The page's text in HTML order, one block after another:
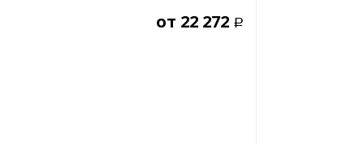
от 22 272 Р